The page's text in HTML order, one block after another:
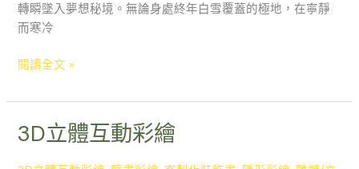
轉瞬墜入夢想秘境。無論身處終年白雪覆蓋的極地，在寧靜
而寒冷
閱讀全文 »
3D立體互動彩繪
3D